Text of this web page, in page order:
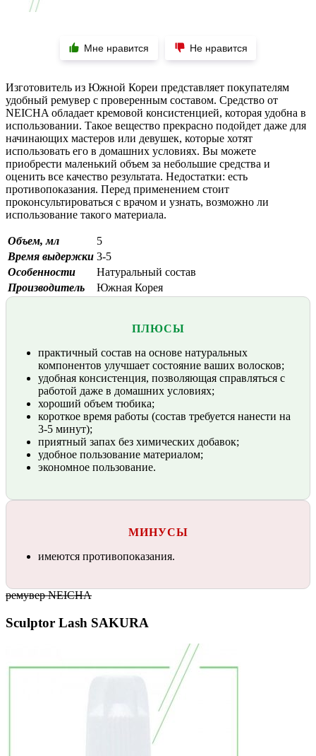
Мне нравится Не нравится
Изготовитель из Южной Кореи представляет покупателям
удобный ремувер с проверенным составом. Средство от
NEICHA обладает кремовой консистенцией, которая удобна в
использовании. Такое вещество прекрасно подойдет даже для
начинающих мастеров или девушек, которые хотят
использовать его в домашних условиях. Вы можете
приобрести маленький объем за небольшие средства и
оценить все качество результата. Недостатки: есть
противопоказания. Перед применением стоит
проконсультироваться с врачом и узнать, возможно ли
использование такого материала.
Объем, мл
5
Время выдержки 3-5
Особенности
Натуральный состав
Производитель
Южная Корея
ПЛЮСЫ
практичный состав на основе натуральных
компонентов улучшает состояние ваших волосков;
удобная консистенция, позволяющая справляться с
работой даже в домашних условиях;
хороший объем тюбика;
короткое время работы (состав требуется нанести на
3-5 минут);
приятный запах без химических добавок;
удобное пользование материалом;
экономное пользование.
МИНУСЫ
имеются противопоказания.
ремувер NEICHA
Sculptor Lash SAKURA